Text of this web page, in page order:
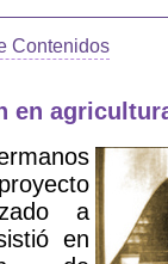
Contenidos
en
a
en